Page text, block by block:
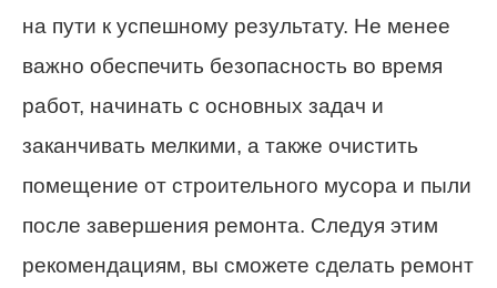
на пути к успешному результату. Не менее
важно обеспечить безопасность во время
работ, начинать с основных задач и
заканчивать мелкими, а также очистить
помещение от строительного мусора и пыли
после завершения ремонта. Следуя этим
рекомендациям, вы сможете сделать ремонт